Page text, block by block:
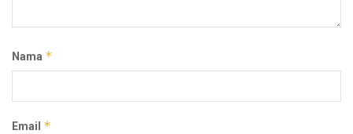
Nama *
Email *